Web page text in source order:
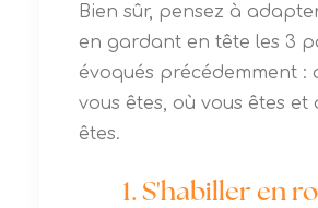
Bien sûr, pensez à
en gardant en tête les 3
évoqués précédemment :
vous êtes, où vous êtes et
êtes.
1. S'habiller en